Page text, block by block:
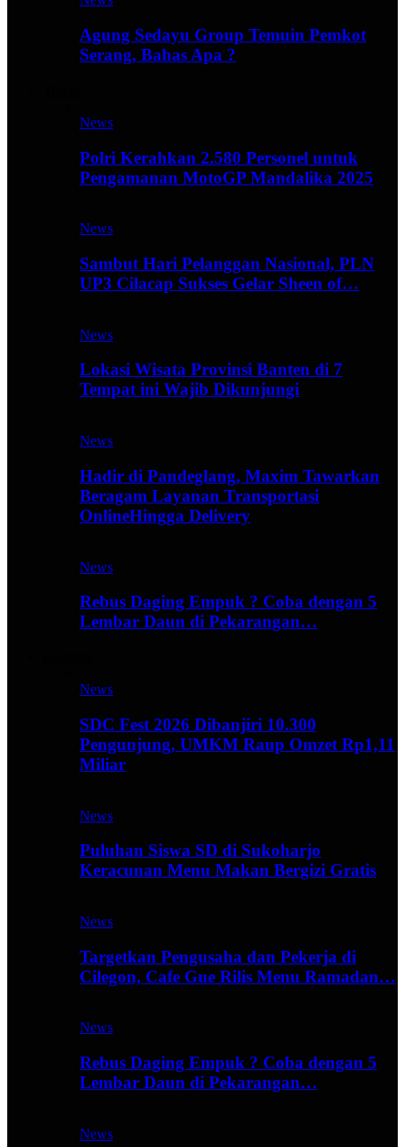
Agung Sedayu Group Temuin Pemkot
Serang, Bahas Apa ?
News
Polri Kerahkan 2.580 Personel untuk
Pengamanan MotoGP Mandalika 2025
News
Sambut Hari Pelanggan Nasional, PLN
UP3 Cilacap Sukses Gelar Sheen of…
News
Lokasi Wisata Provinsi Banten di 7
Tempat ini Wajib Dikunjungi
News
Hadir di Pandeglang, Maxim Tawarkan
Beragam Layanan Transportasi
OnlineHingga Delivery
News
Rebus Daging Empuk ? Coba dengan 5
Lembar Daun di Pekarangan…
News
SDC Fest 2026 Dibanjiri 10.300
Pengunjung, UMKM Raup Omzet Rp1,11
Miliar
News
Puluhan Siswa SD di Sukoharjo
Keracunan Menu Makan Bergizi Gratis
News
Targetkan Pengusaha dan Pekerja di
Cilegon, Cafe Gue Rilis Menu Ramadan…
News
Rebus Daging Empuk ? Coba dengan 5
Lembar Daun di Pekarangan…
News